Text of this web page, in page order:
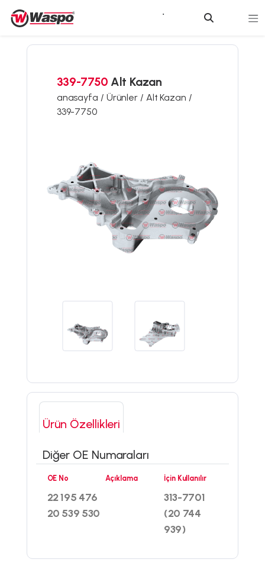
339-7750 Alt Kazan
anasayfa / Ürünler / Alt Kazan /
339-7750
Ürün Özellikleri
Diğer OE Numaraları
OE No
22 195 476
20 539 530
Açıklama İçin Kullanılır
313-7701
(20 744
939)